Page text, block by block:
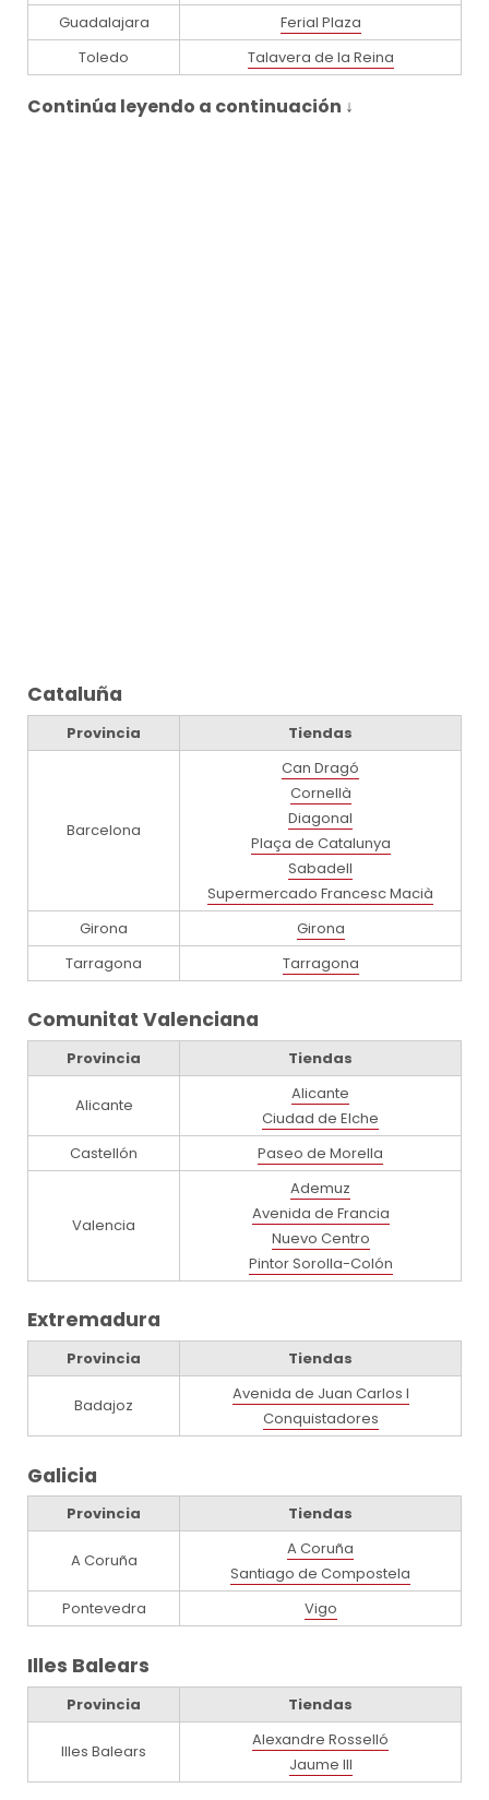
Guadalajara
Ferial Plaza
Toledo
Talavera de la Reina
Continúa leyendo a continuación ↓
Cataluña
Provincia Tiendas
Barcelona
Can Dragó
Cornellà
Diagonal
Plaça de Catalunya
Sabadell
Supermercado Francesc Macià
Girona
Girona
Tarragona
Tarragona
Comunitat Valenciana
Provincia Tiendas
Alicante
Alicante
Ciudad de Elche
Castellón
Paseo de Morella
Valencia
Ademuz
Avenida de Francia
Nuevo Centro
Pintor Sorolla-Colón
Extremadura
Provincia Tiendas
Badajoz
Avenida de Juan Carlos I
Conquistadores
Galicia
Provincia Tiendas
A Coruña
A Coruña
Santiago de Compostela
Pontevedra
Vigo
Illes Balears
Provincia Tiendas
Illes Balears
Alexandre Rosselló
Jaume III